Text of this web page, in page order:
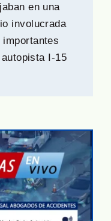
en una
involucrada
I-15